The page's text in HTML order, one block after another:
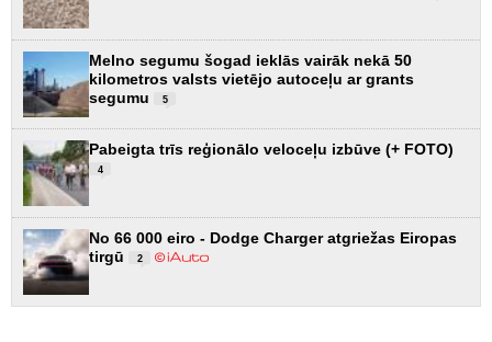
Melno segumu šogad ieklās vairāk nekā 50
kilometros valsts vietējo autoceļu ar grants
segumu
5
Pabeigta trīs reģionālo veloceļu izbūve (+ FOTO)
4
No 66 000 eiro - Dodge Charger atgriežas Eiropas
tirgū
2